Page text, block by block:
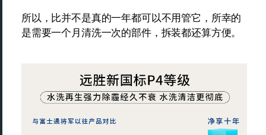
所以，比并不是真的一年都可以不用管它，所幸的
是需要一个月清洗一次的部件，拆装都还算方便。